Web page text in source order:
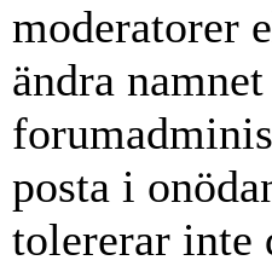
moderatorer
ändra
posta i
tolererar inte